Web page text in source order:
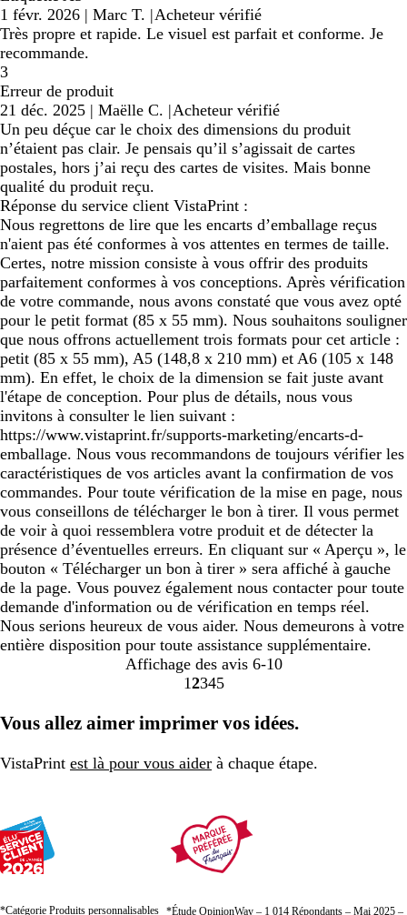
1 févr. 2026 | Marc T. |Acheteur vérifié
Très propre et rapide. Le visuel est parfait et conforme. Je
recommande.
3
Erreur de produit
21 déc. 2025 | Maëlle C. |Acheteur vérifié
Un peu déçue car le choix des dimensions du produit
n’étaient pas clair. Je pensais qu’il s’agissait de cartes
postales, hors j’ai reçu des cartes de visites. Mais bonne
qualité du produit reçu.
Réponse du service client VistaPrint :
Nous regrettons de lire que les encarts d’emballage reçus
n'aient pas été conformes à vos attentes en termes de taille.
Certes, notre mission consiste à vous offrir des produits
parfaitement conformes à vos conceptions. Après vérification
de votre commande, nous avons constaté que vous avez opté
pour le petit format (85 x 55 mm). Nous souhaitons souligner
que nous offrons actuellement trois formats pour cet article :
petit (85 x 55 mm), A5 (148,8 x 210 mm) et A6 (105 x 148
mm). En effet, le choix de la dimension se fait juste avant
l'étape de conception. Pour plus de détails, nous vous
invitons à consulter le lien suivant :
https://www.vistaprint.fr/supports-marketing/encarts-d-
emballage. Nous vous recommandons de toujours vérifier les
caractéristiques de vos articles avant la confirmation de vos
commandes. Pour toute vérification de la mise en page, nous
vous conseillons de télécharger le bon à tirer. Il vous permet
de voir à quoi ressemblera votre produit et de détecter la
présence d’éventuelles erreurs. En cliquant sur « Aperçu », le
bouton « Télécharger un bon à tirer » sera affiché à gauche
de la page. Vous pouvez également nous contacter pour toute
demande d'information ou de vérification en temps réel.
Nous serions heureux de vous aider. Nous demeurons à votre
entière disposition pour toute assistance supplémentaire.
Affichage des avis 6-10
Accéder
la
1 Accéder
la
2Accéder
la
3Accéder
la
4Accéder
la
5
Vous allez aimer imprimer vos idées.
VistaPrint est là pour vous aider à chaque étape.
*Catégorie Produits personnalisables *Étude OpinionWay – 1 014 Répondants – Mai 2025 –